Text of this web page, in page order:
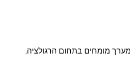
מומחים בתחום הרגולציה,